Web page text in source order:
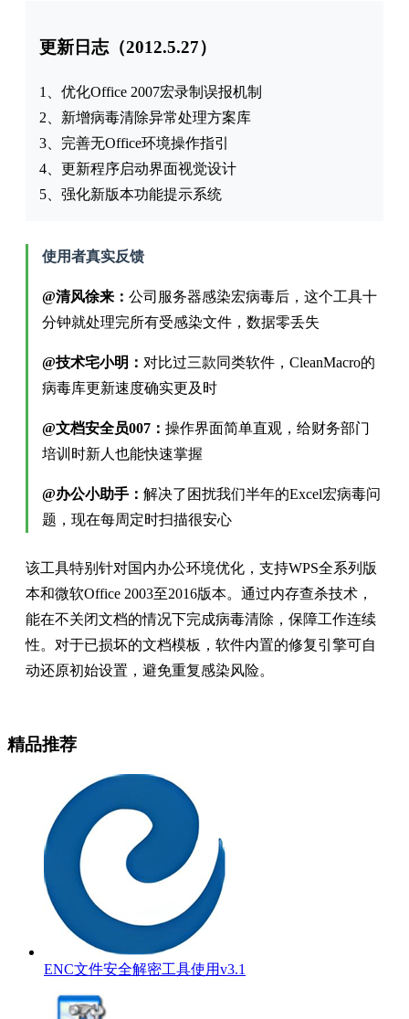
更新日志（2012.5.27）
1、优化Office 2007宏录制误报机制
2、新增病毒清除异常处理方案库
3、完善无Office环境操作指引
4、更新程序启动界面视觉设计
5、强化新版本功能提示系统
使用者真实反馈
@清风徐来： 公司服务器感染宏病毒后，这个工具十
分钟就处理完所有受感染文件，数据零丢失
@技术宅小明： 对比过三款同类软件，CleanMacro的
病毒库更新速度确实更及时
@文档安全员007： 操作界面简单直观，给财务部门
培训时新人也能快速掌握
@办公小助手： 解决了困扰我们半年的Excel宏病毒问
题，现在每周定时扫描很安心
该工具特别针对国内办公环境优化，支持WPS全系列版
本和微软Office 2003至2016版本。通过内存查杀技术，
能在不关闭文档的情况下完成病毒清除，保障工作连续
性。对于已损坏的文档模板，软件内置的修复引擎可自
动还原初始设置，避免重复感染风险。
精品推荐
ENC文件安全解密工具使用v3.1